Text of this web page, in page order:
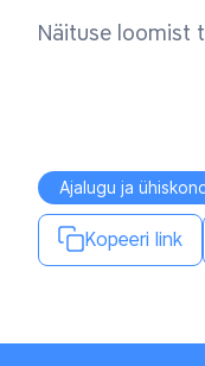
Näituse loomist
Ajalugu ja
Kopeeri link